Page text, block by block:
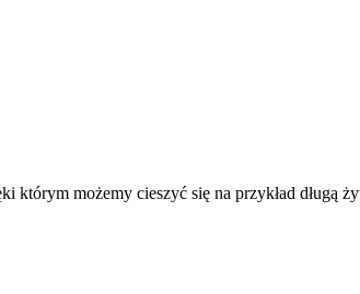
możemy cieszyć się na przykład długą